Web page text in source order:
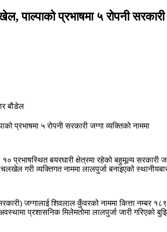
पाल्पाको प्रभाषमा ५ रोपनी सरकारी
बौडेल
प्रभाषस्थित बयरघारी क्षेत्रमा रहेको बहुमूल्य
गरी व्यक्तिगत नाममा लालपुर्जा बनाइएको
जग्गालाई शिवलाल कुँवरको नाममा कित्ता नम्बर
प्रशासनिक मिलेमतोमा लालपुर्जा जारी गरिएको